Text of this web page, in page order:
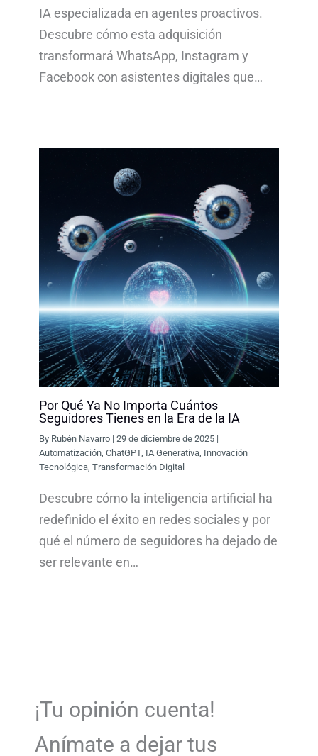
IA especializada en agentes proactivos.
Descubre cómo esta adquisición
transformará WhatsApp, Instagram y
Facebook con asistentes digitales que…
Por Qué Ya No Importa Cuántos
Seguidores Tienes en la Era de la IA
By Rubén Navarro |29 de diciembre de 2025 |
Automatización,ChatGPT, IA Generativa, Innovación
Tecnológica,Transformación Digital
Descubre cómo la inteligencia artificial ha
redefinido el éxito en redes sociales y por
qué el número de seguidores ha dejado de
ser relevante en…
¡Tu opinión cuenta!
Anímate a dejar tus